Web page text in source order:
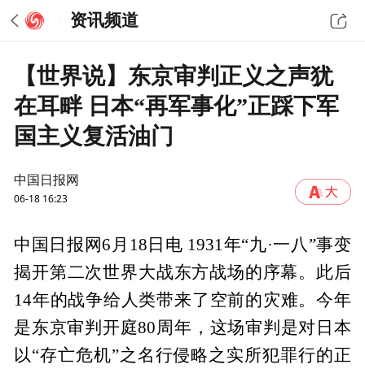
资讯频道
【世界说】东京审判正义之声犹
在耳畔 日本“再军事化”正踩下军
国主义复活油门
中国日报网
06-18 16:23
中国日报网6月18日电 1931年“九·一八”事变
揭开第二次世界大战东方战场的序幕。此后
14年的战争给人类带来了空前的灾难。今年
是东京审判开庭80周年，这场审判是对日本
以“存亡危机”之名行侵略之实所犯罪行的正